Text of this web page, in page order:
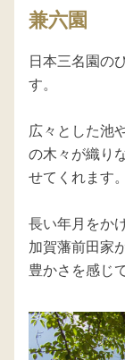
兼六園
日本三名園の
す。
広々とした池
の木々が織り
せてくれます。
長い年月をか
加賀藩前田家
豊かさを感じ